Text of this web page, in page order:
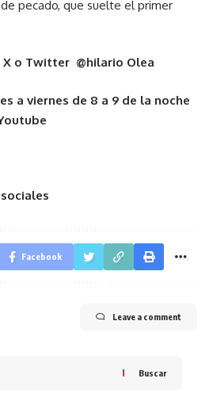
pecado, que suelte el primer
X o Twitter @hilario Olea
a viernes de 8 a 9 de la noche
Facebook
Leave a comment
Buscar